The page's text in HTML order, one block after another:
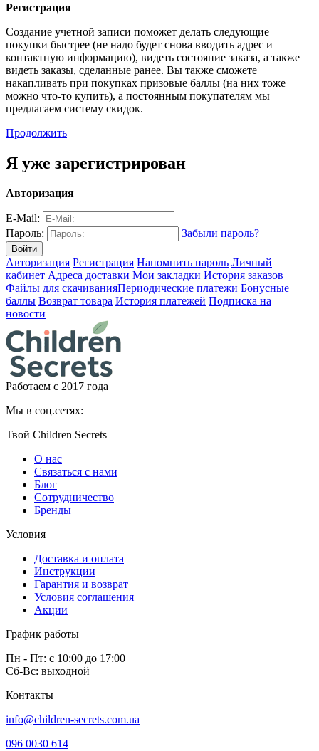
Регистрация
Создание учетной записи поможет делать следующие
покупки быстрее (не надо будет снова вводить адрес и
контактную информацию), видеть состояние заказа, а также
видеть заказы, сделанные ранее. Вы также сможете
накапливать при покупках призовые баллы (на них тоже
можно что-то купить), а постоянным покупателям мы
предлагаем систему скидок.
Продолжить
Я уже зарегистрирован
Авторизация
E-Mail:
Пароль:
Забыли пароль?
Авторизация Регистрация Напомнить пароль Личный
кабинет Адреса доставки Мои закладки История заказов
Файлы для скачиванияПериодические платежи Бонусные
баллы Возврат товара История платежей Подписка на
новости
Работаем с 2017 года
Мы в соц.сетях:
Твой Children Secrets
О нас
Связаться с нами
Блог
Сотрудничество
Бренды
Условия
Доставка и оплата
Инструкции
Гарантия и возврат
Условия соглашения
Акции
График работы
Пн - Пт: с 10:00 до 17:00
Сб-Вс: выходной
Контакты
info@children-secrets.com.ua
096 0030 614